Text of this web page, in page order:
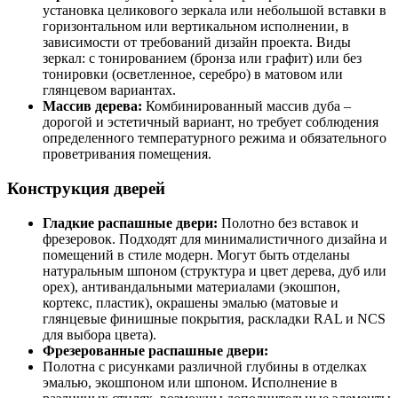
установка целикового зеркала или небольшой вставки в
горизонтальном или вертикальном исполнении, в
зависимости от требований дизайн проекта. Виды
зеркал: с тонированием (бронза или графит) или без
тонировки (осветленное, серебро) в матовом или
глянцевом вариантах.
Массив дерева: Комбинированный массив дуба –
дорогой и эстетичный вариант, но требует соблюдения
определенного температурного режима и обязательного
проветривания помещения.
Конструкция дверей
Гладкие распашные двери: Полотно без вставок и
фрезеровок. Подходят для минималистичного дизайна и
помещений в стиле модерн. Могут быть отделаны
натуральным шпоном (структура и цвет дерева, дуб или
орех), антивандальными материалами (экошпон,
кортекс, пластик), окрашены эмалью (матовые и
глянцевые финишные покрытия, раскладки RAL и NCS
для выбора цвета).
Фрезерованные распашные двери:
Полотна с рисунками различной глубины в отделках
эмалью, экошпоном или шпоном. Исполнение в